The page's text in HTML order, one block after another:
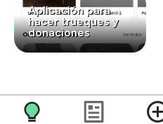
Aplicación para
hacer trueques y
donaciones